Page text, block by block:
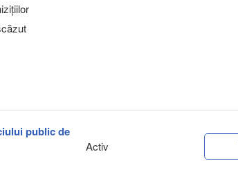
public de
Activ